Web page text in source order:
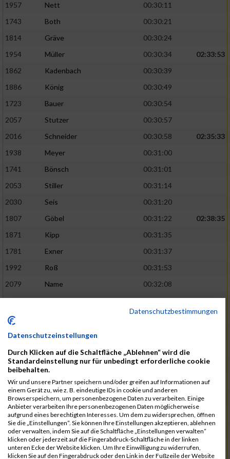
1957
Nett
00:30:11
1743
Both
00:30:21
1814
Gräve
00:30:24
1954
Müller 00:30:34
02:33:53
1862
Kadenbach
00:30:39
1886
König
00:30:49
1723
Bauer
00:30:54
2057
Stutzer
00:30:57
2016
Schneider 00:30:58
02:35:33
1938
Meyer
00:31:00
1741
Bönsch
00:31:01
2053
Stiller
00:31:14
2030
Seis
00:31:20
1807
Göbel 00:31:22
02:38:35
1871
Kipp
00:31:35
1781
Exner
00:31:37
1992
Roß
00:31:53
2079
Name
00:32:08
1893
Kreuzberg 00:32:09
02:41:38
1905
00:32:13
2120
Fink
1787
Friedrich
00:32:27
1794
Gamisch
00:32:27
2046
Sorger 00:32:30
02:42:48
2047
Sorger
00:32:30
2051
Stephan
00:32:31
2065
Thome
00:32:35
1719
Barth 00:32:42
Datenschutzbestimmungen
Datenschutzeinstellungen
Durch Klicken auf die Schaltfläche „Ablehnen“ wird die
Standardeinstellung nur für unbedingt erforderliche cookie
beibehalten.
Wir und unsere Partner speichern und/oder greifen auf Informationen auf
einem Gerät zu, wie z. B. eindeutige IDs in cookie und anderen
Browserspeichern, um personenbezogene Daten zu verarbeiten. Einige
Anbieter verarbeiten Ihre personenbezogenen Daten möglicherweise
aufgrund eines berechtigten Interesses. Um dem zu widersprechen, öffnen
Sie die „Einstellungen“. Sie können Ihre Einstellungen akzeptieren, ablehnen
oder verwalten, indem Sie auf die Schaltfläche „Einstellungen verwalten“
klicken oder jederzeit auf die Fingerabdruck-Schaltfläche in der linken
unteren Ecke der Website klicken. Um Ihre Einwilligung zu widerrufen,
klicken Sie auf den Fingerabdruck oder den Link in der Fußzeile der Website